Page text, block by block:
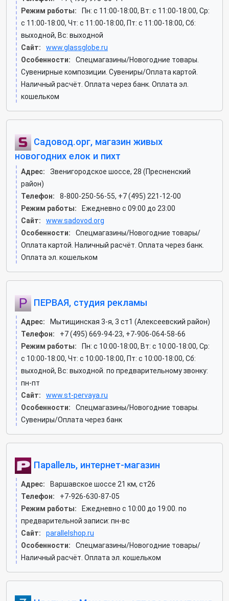
Режим работы:
Пн: c 11:00-18:00, Вт: c 11:00-18:00, Ср:
c 11:00-18:00, Чт: c 11:00-18:00, Пт: c 11:00-18:00, Сб:
выходной, Вс: выходной
Сайт:
www.glassglobe.ru
Особенности:
Спецмагазины/Новогодние товары.
Сувенирные композиции. Сувениры/Оплата картой.
Наличный расчёт. Оплата через банк. Оплата эл.
кошельком
Садовод.орг, магазин живых
новогодних елок и пихт
Адрес:
Звенигородское шоссе, 28 (Пресненский
район)
Телефон:
8-800-250-56-55, +7 (495) 221-12-00
Режим работы:
Ежедневно с 09:00 до 23:00
Сайт:
www.sadovod.org
Особенности:
Спецмагазины/Новогодние товары/
Оплата картой. Наличный расчёт. Оплата через банк.
Оплата эл. кошельком
ПЕРВАЯ, студия рекламы
Адрес:
Мытищинская 3-я, 3 ст1 (Алексеевский район)
Телефон:
+7 (495) 669-94-23, +7-906-064-58-66
Режим работы:
Пн: c 10:00-18:00, Вт: c 10:00-18:00, Ср:
c 10:00-18:00, Чт: c 10:00-18:00, Пт: c 10:00-18:00, Сб:
выходной, Вс: выходной. по предварительному звонку:
пн-пт
Сайт:
www.st-pervaya.ru
Особенности:
Спецмагазины/Новогодние товары.
Сувениры/Оплата через банк
Параllель, интернет-магазин
Адрес:
Варшавское шоссе 21 км, ст26
Телефон:
+7-926-630-87-05
Режим работы:
Ежедневно с 10:00 до 19:00. по
предварительной записи: пн-вс
Сайт:
parallelshop.ru
Особенности:
Спецмагазины/Новогодние товары/
Наличный расчёт. Оплата эл. кошельком